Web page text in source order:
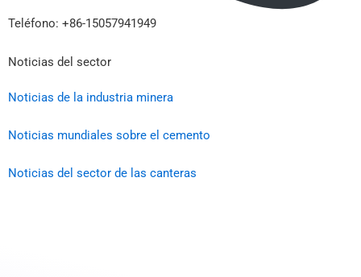
Teléfono: +86-15057941949
Noticias del sector
Noticias de la industria minera
Noticias mundiales sobre el cemento
Noticias del sector de las canteras